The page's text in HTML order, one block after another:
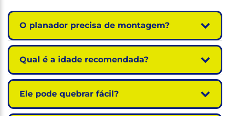
O planador precisa de montagem?
Qual é a idade recomendada?
Ele pode quebrar fácil?